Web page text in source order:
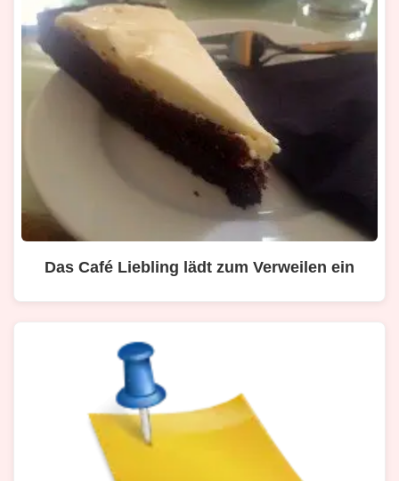
Das Café Liebling lädt zum Verweilen ein